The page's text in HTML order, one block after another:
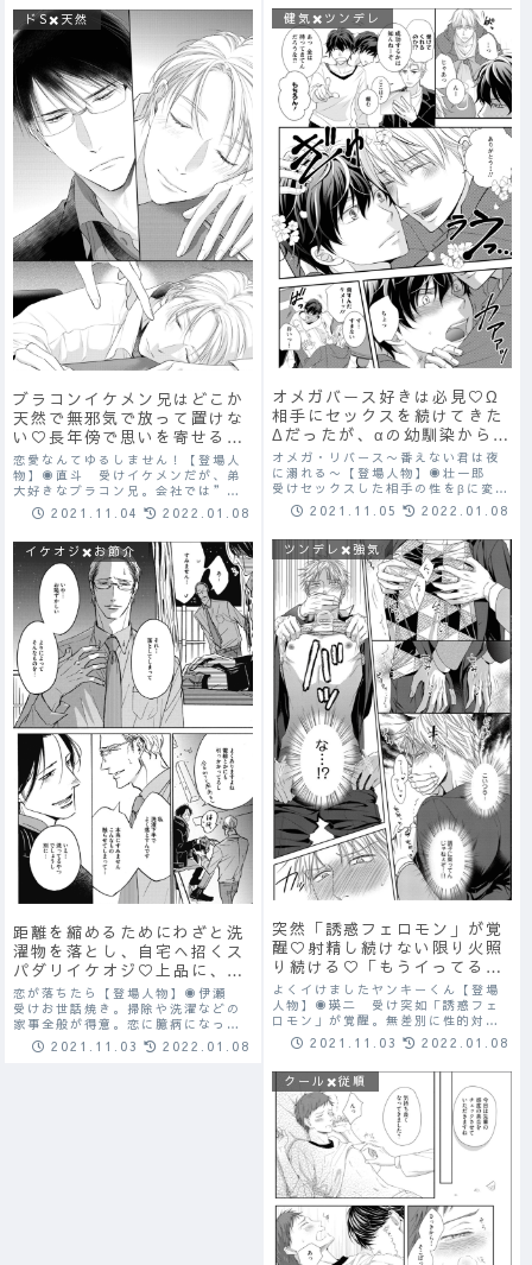
イ。素直じゃない（身体は素直で
す）。意外と子供...
の理が好きで、自分の欲情を抑える
ために距離を置くな...
健気✖️ツンデレ
オメガバース好きは必見♡Ω
相手にセックスを続けてきた
Δだったが、αの幼馴染からセ
ックスの依頼がきて相手をす
ることに…♡初めての抱かれ
る側に最初は困惑する
が…？！
オメガ・リバース〜番えない君は夜
に溺れる〜【登場人物】◉壮一郎
受けセックスした相手の性をβに変え
ることができる「Δ」を持つ。困って
いるΩを救うため、依頼主とセックス
抱く側だった。◉新 攻めαの性を持
つ。壮一...
2021.11.05 2022.01.08
ドS✖️天然
ブラコンイケメン兄はどこか
天然で無邪気で放って置けな
い♡長年傍で思いを寄せるバ
リタチ眼鏡の親友の純愛スト
ーリー♡
恋愛なんてゆるしません！【登場人
物】◉直斗 受けイケメンだが、弟
大好きなブラコン兄。会社では”残
念君”とあだ名が。いつも親友の藤
堂に惚気話を聞いてもらっている。
めバリタチ。ゲイ。モテる。大学時
代に男と抱き合っ...
2021.11.04 2022.01.08
ツンデレ✖️強気
突然「誘惑フェロモン」が覚
醒♡射精し続けない限り火照
り続ける♡「もうイってるか
ら！イってるのにぃ！またイ
く…っ！」
よくイけましたヤンキーくん【登場
人物】◉瑛二 受け突如「誘惑フェ
ロモン」が覚醒。無差別に性的対象
として狙われ続け、痴漢は日常茶飯
事。射精するまで身体が火照り続け
ンは増大していく。◉時雨 攻め瑛
二の射精管理に名...
2021.11.03 2022.01.08
イケオジ✖️お節介
距離を縮めるためにわざと洗
濯物を落とし、自宅へ招くス
パダリイケオジ♡上品に、誠
実に、愛情もたっぷりに、包
み込む♡
恋が落ちたら【登場人物】◉伊瀬
受けお世話焼き。掃除や洗濯などの
家事全般が得意。恋に臆病になって
いる。◉菱本 攻めノンケ。離婚し
たばかりで家事全般が苦手。優しく
2021.11.03 2022.01.08
クール✖️従順